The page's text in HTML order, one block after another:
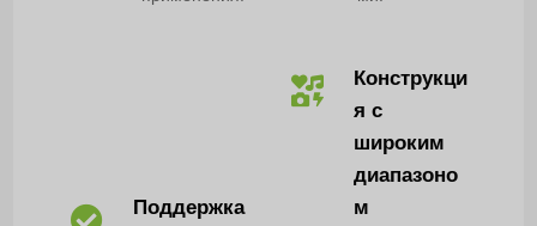
Поддержка
Конструкци
я с
широким
диапазоно
м